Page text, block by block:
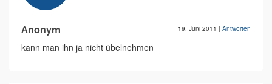
Anonym 19. Juni 2011 | Antworten
kann man ihn ja nicht übelnehmen